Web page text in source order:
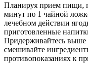
Планируя прием пищи,
минут по 1 чайной
лечебном действии
приготовленные
Придерживайтесь выше
смешивайте
противопоказаниях к